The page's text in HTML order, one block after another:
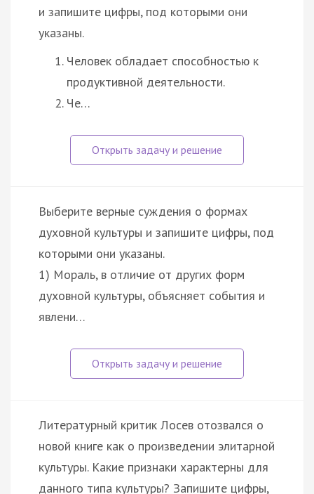
и запишите цифры, под которыми они
указаны.
Человек обладает способностью к
продуктивной деятельности.
Че…
Выберите верные суждения о формах
духовной культуры и запишите цифры, под
которыми они указаны.
1) Мораль, в отличие от других форм
духовной культуры, объясняет события и
явлени…
Литературный критик Лосев отозвался о
новой книге как о произведении элитарной
культуры. Какие признаки характерны для
данного типа культуры? Запишите цифры,